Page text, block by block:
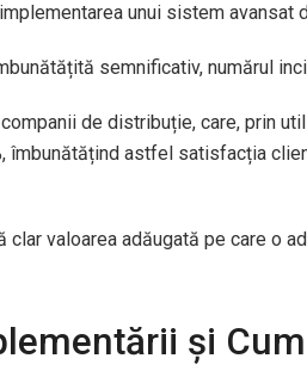
unui sistem avansat
semnificativ, numărul
de distribuție, care, prin
îmbunătățind astfel satisfacția
valoarea adăugată pe care o
și